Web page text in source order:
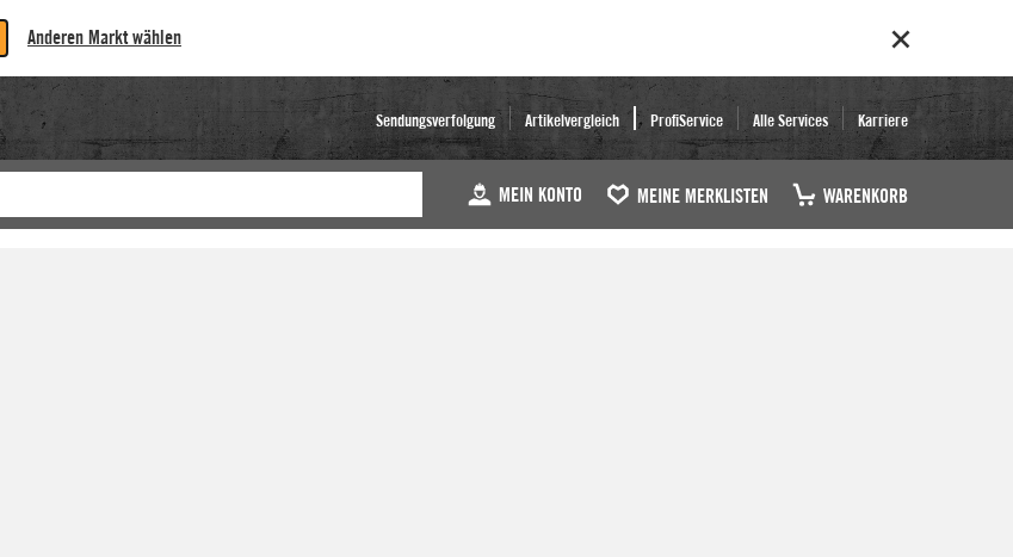
Anderen Markt wählen
Sendungsverfolgung Artikelvergleich ProfiService Alle Services Karriere
MEIN KONTO MEINE MERKLISTEN WARENKORB